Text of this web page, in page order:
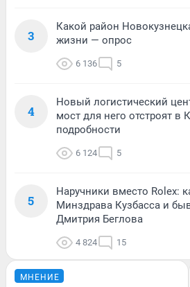
3
Какой район
жизни — опрос
6 136 5
4
Новый логистический
мост для него отстроят в
подробности
6 124 5
5
Наручники вместо Rolex:
Минздрава Кузбасса и
Дмитрия Беглова
4 824 15
МНЕНИЕ